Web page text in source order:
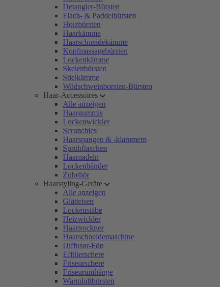
Detangler-Bürsten
Flach- & Paddelbürsten
Holzbürsten
Haarkämme
Haarschneidekämme
Kopfmassagebürsten
Lockenkämme
Skelettbürsten
Stielkämme
Wildschweinborsten-Bürsten
Haar-Accessoires
Alle anzeigen
Haargummis
Lockenwickler
Scrunchies
Haarspangen & -klammern
Sprühflaschen
Haarnadeln
Lockenbänder
Zubehör
Haarstyling-Geräte
Alle anzeigen
Glätteisen
Lockenstäbe
Heizwickler
Haartrockner
Haarschneidemaschine
Diffusor-Fön
Effilierschere
Friseurschere
Friseurumhänge
Warmluftbürsten